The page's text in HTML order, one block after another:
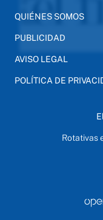
QUIÉNES SOMOS
PUBLICIDAD
AVISO LEGAL
POLÍTICA DE
Rotativas